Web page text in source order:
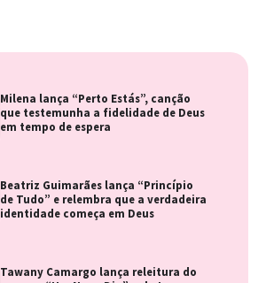
Milena lança “Perto Estás”, canção
que testemunha a fidelidade de Deus
em tempo de espera
Beatriz Guimarães lança “Princípio
de Tudo” e relembra que a verdadeira
identidade começa em Deus
Tawany Camargo lança releitura do